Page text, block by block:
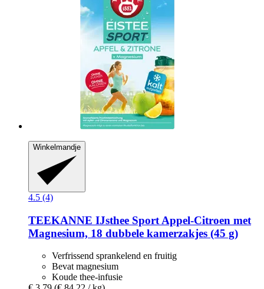
Winkelmandje
4.5 (4)
TEEKANNE IJsthee Sport Appel-​Citroen met
Magnesium, 18 dubbele kamerzakjes (45 g)
Verfrissend sprankelend en fruitig
Bevat magnesium
Koude thee-infusie